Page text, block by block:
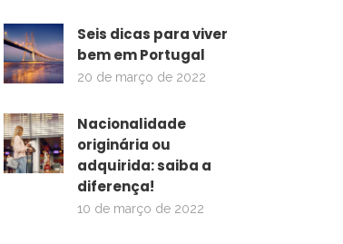
Seis dicas para viver
bem em Portugal
20 de março de 2022
Nacionalidade
originária ou
adquirida: saiba a
diferença!
10 de março de 2022